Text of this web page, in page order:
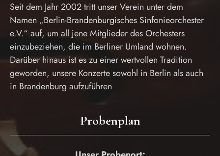
Seit dem Jahr 2002 tritt unser Verein unter dem
Namen „Berlin-Brandenburgisches Sinfonieorchester
e.V.“ auf, um all jene Mitglieder des Orchesters
einzubeziehen, die im Berliner Umland wohnen.
Darüber hinaus ist es zu einer wertvollen Tradition
geworden, unsere Konzerte sowohl in Berlin als auch
in Brandenburg aufzuführen
Probenplan